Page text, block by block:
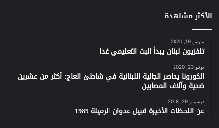
الأكثر مشاهدة
مارس 19, 2020
تلفزيون لبنان يبدأ البث التعليمي غدا
يونيو 23, 2020
الكورونا يحاصر الجالية اللبنانية في شاطئ العاج: أكثر من عشرين
ضحية وآلاف المصابين
ديسمبر 29, 2018
عن اللحظات الأخيرة قبيل عدوان الرميلة 1989